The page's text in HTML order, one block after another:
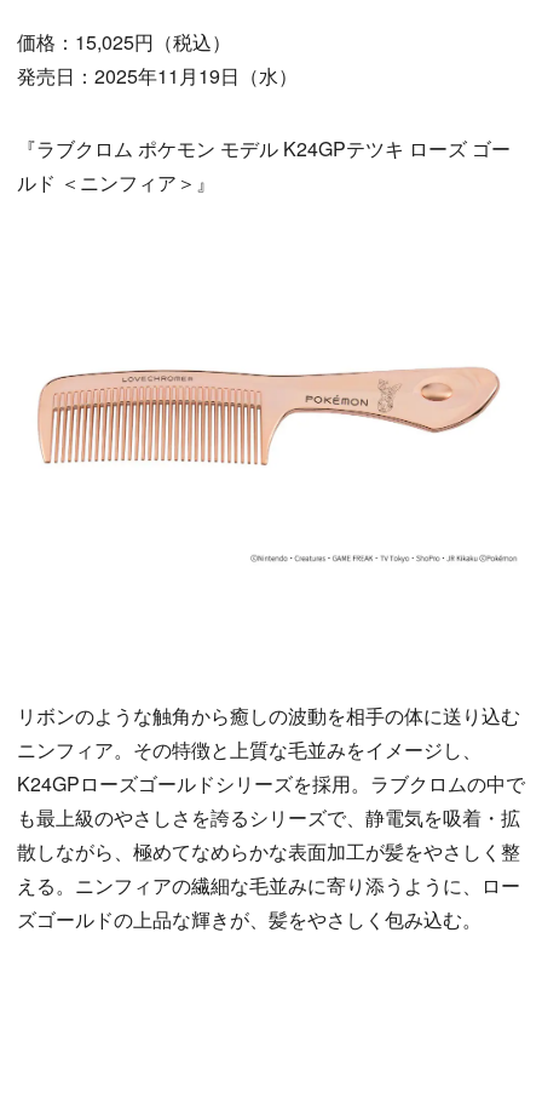
価格：15,025円（税込）
発売日：2025年11月19日（水）
『ラブクロム ポケモン モデル K24GPテツキ ローズ ゴー
ルド ＜ニンフィア＞』
リボンのような触角から癒しの波動を相手の体に送り込む
ニンフィア。その特徴と上質な毛並みをイメージし、
K24GPローズゴールドシリーズを採用。ラブクロムの中で
も最上級のやさしさを誇るシリーズで、静電気を吸着・拡
散しながら、極めてなめらかな表面加工が髪をやさしく整
える。ニンフィアの繊細な毛並みに寄り添うように、ロー
ズゴールドの上品な輝きが、髪をやさしく包み込む。